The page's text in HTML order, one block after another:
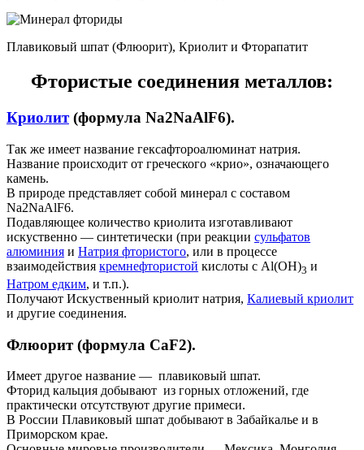
Плавиковый шпат (Флюорит), Криолит и Фторапатит
Фтористые соединения металлов:
Криолит(формула Na2NaAlF6).
Так же имеет название гексафтороалюминат натрия.
Название происходит от греческого «крио», означающего
камень.
В природе представляет собой минерал с составом
Na2NaAlF6.
Подавляющее количество криолита изготавливают
искуственно — синтетически (при реакции сульфатов
алюминия и Натрия фтористого, или в процессе
взаимодействия кремнефтористой кислоты с Al(OH)3 и
Натром едким, и т.п.).
Получают Искуственный криолит натрия, Калиевый криолит
и другие соединения.
Флюорит (формула CaF2).
Имеет другое название — плавиковый шпат.
Фторид кальция добывают из горных отложений, где
практически отсутствуют другие примеси.
В России Плавиковый шпат добывают в Забайкалье и в
Приморском крае.